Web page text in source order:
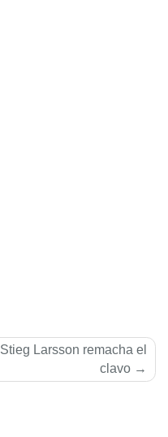
Stieg Larsson remacha el
clavo